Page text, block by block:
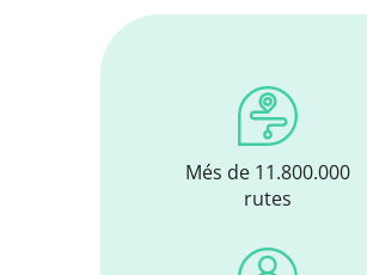
Més de 11.800.000
rutes